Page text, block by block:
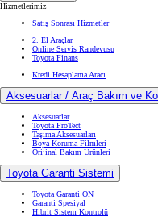
Hizmetlerimiz
Satış Sonrası Hizmetler
2. El Araçlar
Online Servis Randevusu
Toyota Finans
Kredi Hesaplama Aracı
Aksesuarlar / Araç Bakım ve
Aksesuarlar
Toyota ProTect
Taşıma Aksesuarları
Boya Koruma Filmleri
Orijinal Bakım Ürünleri
Toyota Garanti Sistemi
Toyota Garanti ON
Garanti Spesiyal
Hibrit Sistem Kontrolü